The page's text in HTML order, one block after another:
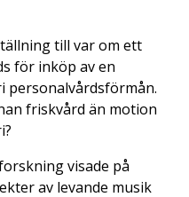
till var om ett
för inköp av en
personalvårdsförmån.
friskvård än motion
visade på
av levande musik